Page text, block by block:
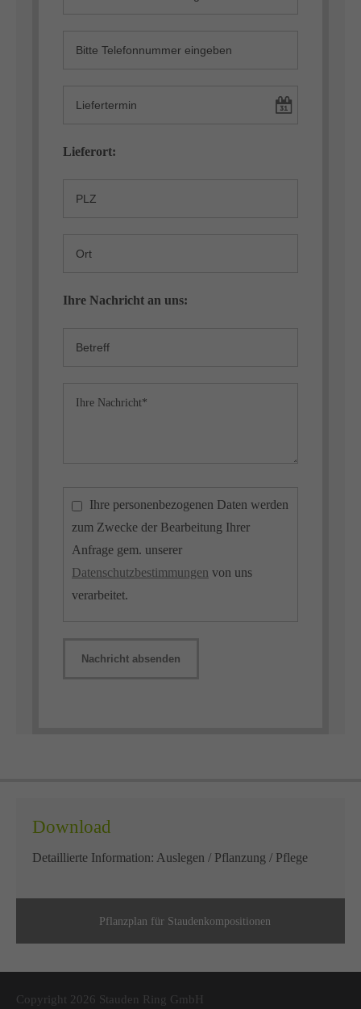
Lieferort:
Ihre Nachricht an uns:
Ihre personenbezogenen Daten werden
zum Zwecke der Bearbeitung Ihrer
Anfrage gem. unserer
Datenschutzbestimmungen von uns
verarbeitet.
Nachricht absenden
Download
Detaillierte Information: Auslegen / Pflanzung / Pflege
Pflanzplan für Staudenkompositionen
Copyright 2026 Stauden Ring GmbH